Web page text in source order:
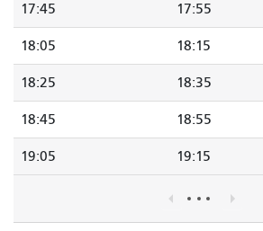
17:45 17:55
18:05 18:15
18:25 18:35
18:45 18:55
19:05 19:15